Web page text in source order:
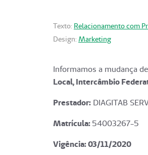
Texto: Relacionamento com
Design: Marketing
Informamos a mudança
Local, Intercâmbio
Prestador: DIAGITAB
Matrícula:54003267-5
Vigência: 03/11/2020